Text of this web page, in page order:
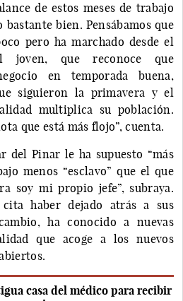
de estos meses de trabajo
bastante bien. Pensábamos que
pero ha marchado desde el
joven, que reconoce que
en temporada buena,
siguieron la primavera y el
multiplica su población.
que está más flojo”, cuenta.
del Pinar le ha supuesto “más
menos “esclavo” que el que
soy mi propio jefe”, subraya.
haber dejado atrás a sus
ha conocido a nuevas
que acoge a los nuevos
casa del médico para recibir